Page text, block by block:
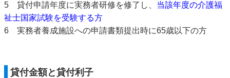
5 貸付申請年度に実務者研修を修了し、 当該年度の介護福
祉士国家試験を受験する方
6 実務者養成施設への申請書類提出時に65歳以下の方
貸付金額と貸付利子